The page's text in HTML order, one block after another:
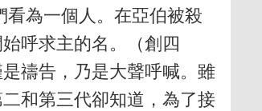
為一個人。在亞伯被殺
呼求主的名。（創四
禱告，乃是大聲呼喊。雖
和第三代卻知道，為了接